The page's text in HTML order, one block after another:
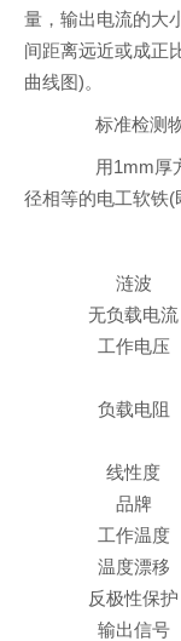
量，输出电流的大
间距离远近或成正
曲线图)。
标准检测物
用1mm厚方
径相等的电工软铁(
涟波
无负载电流
工作电压
负载电阻
线性度
品牌
工作温度
温度漂移
反极性保护
输出信号